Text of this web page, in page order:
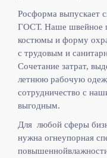
Росформа выпускает
ГОСТ. Наше швейное
костюмы и форму
с трудовым и
Сочетание затрат,
летнюю рабочую
сотрудничество с
выгодным.
Для любой сферы
нужна огнеупорная